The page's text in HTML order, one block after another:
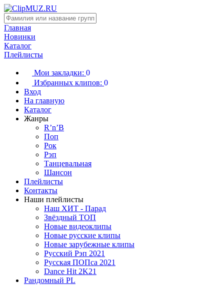
Главная
Новинки
Каталог
Плейлисты
Мои закладки: 0
Избранных клипов: 0
Вход
На главную
Каталог
Жанры
R’n’B
Поп
Рок
Рэп
Танцевальная
Шансон
Плейлисты
Контакты
Наши плейлисты
Наш ХИТ - Парад
Звёздный ТОП
Новые видеоклипы
Новые русские клипы
Новые зарубежные клипы
Русский Рэп 2021
Русская ПОПса 2021
Dance Hit 2K21
Рандомный PL